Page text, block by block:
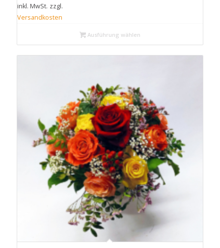
inkl. MwSt. zzgl.
Versandkosten
Ausführung wählen